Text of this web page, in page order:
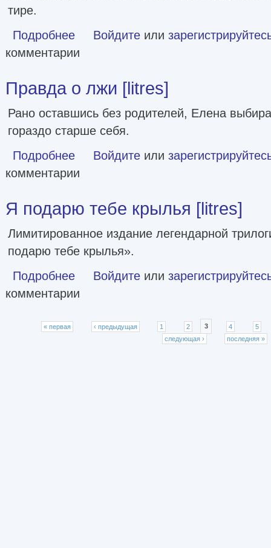
тире.
Подробнее о Хрупкое равновесие [litres]
Войдите или
комментарии
Правда о лжи [litres]
Рано оставшись без родителей, Елена
гораздо старше себя.
Подробнее о Правда о лжи [litres]
Войдите или
комментарии
Я подарю тебе крылья [litres]
Лимитированное издание легендарной
подарю тебе крылья».
Подробнее о Я подарю тебе крылья [litres]
Войдите или
комментарии
Страницы
« первая ‹ предыдущая 1 2 3 4
5
следующая ›
последняя »